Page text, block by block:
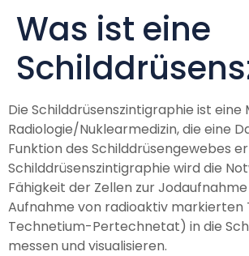
Was ist eine
Die Schilddrüsenszintigraphie ist eine
Radiologie/Nuklearmedizin, die eine
Funktion des Schilddrüsengewebes
Schilddrüsenszintigraphie wird die
Fähigkeit der Zellen zur
Aufnahme von radioaktiv markierten
Technetium-Pertechnetat) in die
messen und visualisieren.